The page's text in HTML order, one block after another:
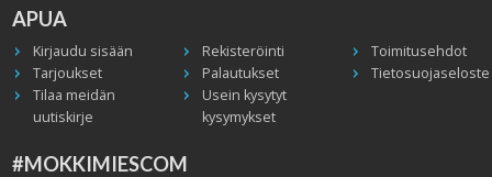
APUA
Kirjaudu sisään Rekisteröinti
Toimitusehdot
Tarjoukset
Palautukset
Tietosuojaseloste
Tilaa meidän
uutiskirje
Usein kysytyt
kysymykset
#MOKKIMIESCOM